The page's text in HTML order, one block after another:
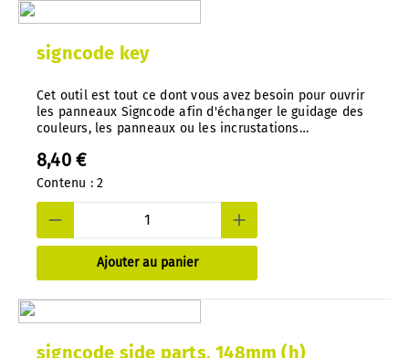
signcode key
Cet outil est tout ce dont vous avez besoin pour ouvrir
les panneaux Signcode afin d'échanger le guidage des
couleurs, les panneaux ou les incrustations
tout accès non autorisé. Outil spécial, moulé sous
pression en nylon.
8,40 €
Contenu : 2
Ajouter au panier
signcode side parts, 148mm (h)